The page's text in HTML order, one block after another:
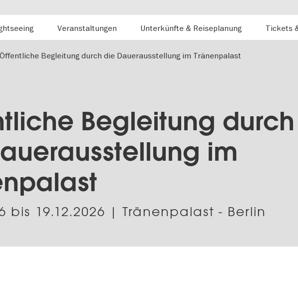
Veranstaltungen Unterkünfte & Reiseplanung Tickets
Öffentliche Begleitung durch die Dauerausstellung im Tränenpalast
Begleitung durch
im
bis 19.12.2026 | Tränenpalast - Berlin